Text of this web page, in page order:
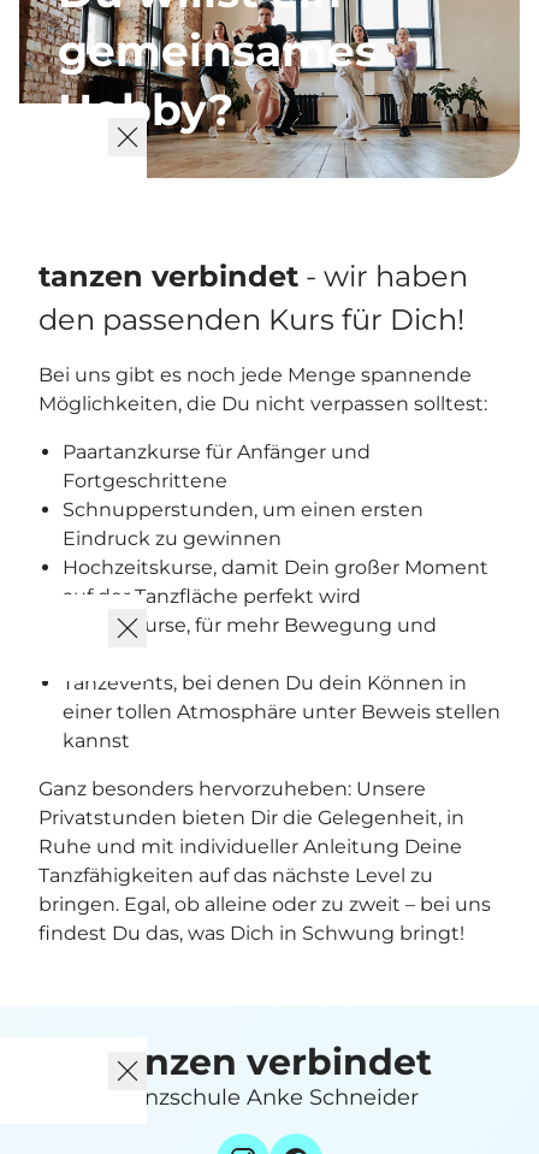
gemeinsames
Hobby?
tanzen verbindet - wir haben
den passenden Kurs für Dich!
Bei uns gibt es noch jede Menge spannende
Möglichkeiten, die Du nicht verpassen solltest:
Paartanzkurse für Anfänger und
Fortgeschrittene
Schnupperstunden, um einen ersten
Eindruck zu gewinnen
Hochzeitskurse, damit Dein großer Moment
auf der Tanzfläche perfekt wird
Fitnesskurse, für mehr Bewegung und
Tanzevents, bei denen Du dein Können in
einer tollen Atmosphäre unter Beweis stellen
kannst
Ganz besonders hervorzuheben: Unsere
Privatstunden bieten Dir die Gelegenheit, in
Ruhe und mit individueller Anleitung Deine
Tanzfähigkeiten auf das nächste Level zu
bringen. Egal, ob alleine oder zu zweit – bei uns
findest Du das, was Dich in Schwung bringt!
tanzen verbindet
Tanzschule Anke Schneider